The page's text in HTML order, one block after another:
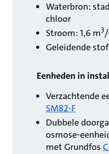
Waterbron:
chloor
Stroom: 1,6 m3
Geleidende
Eenheden in
Verzachtende
SM82-F
Dubbele
osmose-
met Grundfos